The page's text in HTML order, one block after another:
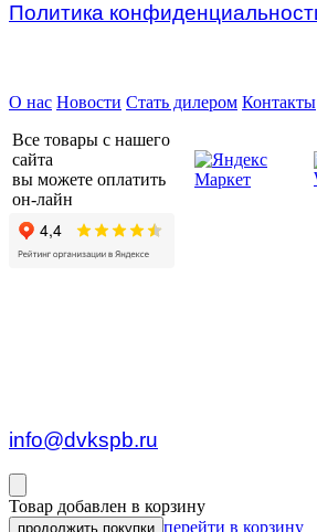
Политика
О нас Новости Стать дилером Контакты
Все товары с нашего
сайта
вы можете оплатить
он-лайн
info@dvkspb.ru
Товар добавлен в корзину
продолжить покупки перейти в корзину